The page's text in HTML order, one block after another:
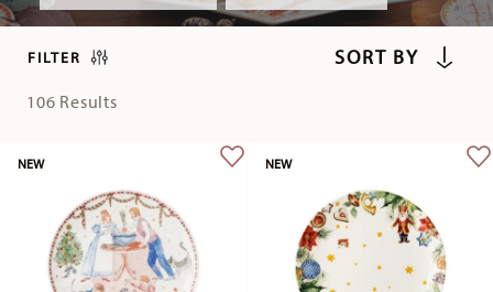
FILTER
106 Results
NEW NEW